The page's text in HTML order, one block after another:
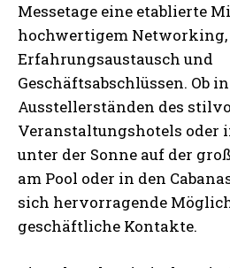
Messetage eine etablierte
hochwertigem Networking,
Erfahrungsaustausch und
Geschäftsabschlüssen. Ob
Ausstellerständen des
Veranstaltungshotels oder
unter der Sonne auf der
am Pool oder in den
sich hervorragende
geschäftliche Kontakte.